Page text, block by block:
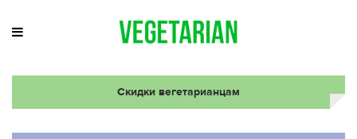
Скидки вегетарианцам